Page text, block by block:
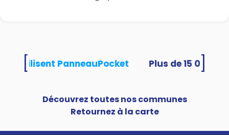
utilisent PanneauPocket
Découvrez toutes nos communes
Retournez à la carte